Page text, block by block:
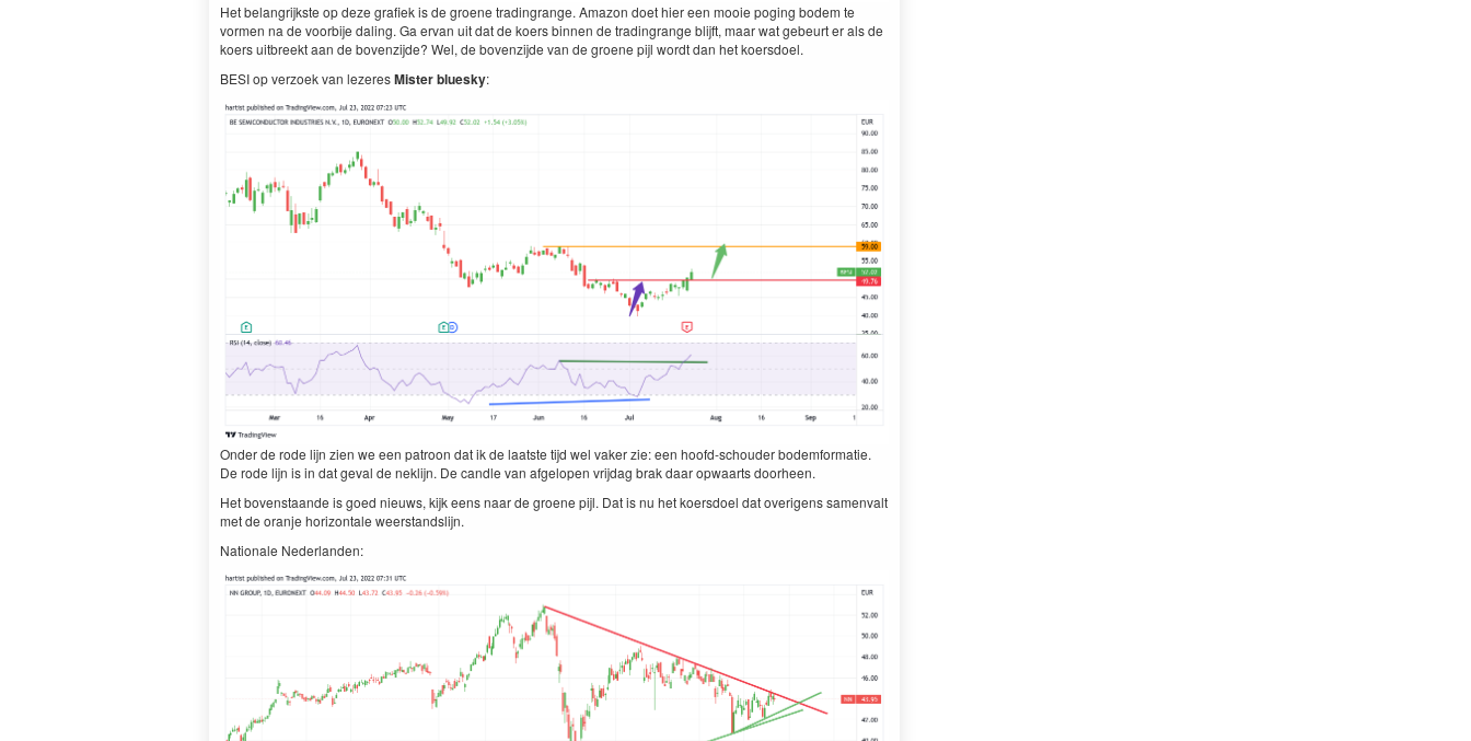
Het belangrijkste op deze grafiek is de groene tradingrange. Amazon doet hier een mooie poging bodem te
vormen na de voorbije daling. Ga ervan uit dat de koers binnen de tradingrange blijft, maar wat gebeurt er als de
koers uitbreekt aan de bovenzijde? Wel, de bovenzijde van de groene pijl wordt dan het koersdoel.
BESI op verzoek van lezeresMister bluesky:
Onder de rode lijn zien we een patroon dat ik de laatste tijd wel vaker zie: een hoofd-schouder bodemformatie.
De rode lijn is in dat geval de neklijn. De candle van afgelopen vrijdag brak daar opwaarts doorheen.
Het bovenstaande is goed nieuws, kijk eens naar de groene pijl. Dat is nu het koersdoel dat overigens samenvalt
met de oranje horizontale weerstandslijn.
Nationale Nederlanden: